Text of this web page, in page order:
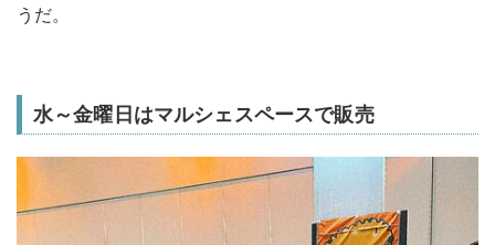
うだ。
水～金曜日はマルシェスペースで販売